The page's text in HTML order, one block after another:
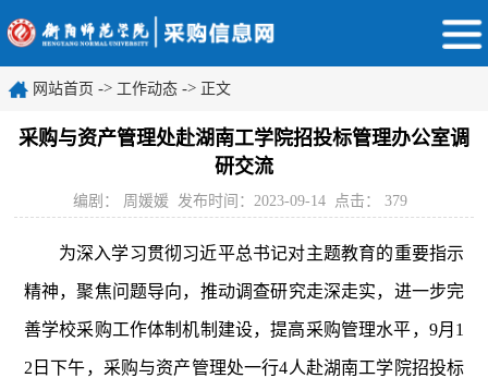
网站首页 -> 工作动态 -> 正文
采购与资产管理处赴湖南工学院招投标管理办公室调
研交流
编剧： 周媛媛 发布时间：2023-09-14 点击： 379
为深入学习贯彻习近平总书记对主题教育的重要指示
精神，聚焦问题导向，推动调查研究走深走实，进一步完
善学校采购工作体制机制建设，提高采购管理水平，9月1
2日下午，采购与资产管理处一行4人赴湖南工学院招投标